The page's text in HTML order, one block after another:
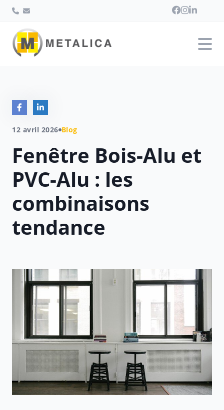
12 avril 2026 Blog
Fenêtre Bois-Alu et
PVC-Alu : les
combinaisons
tendance